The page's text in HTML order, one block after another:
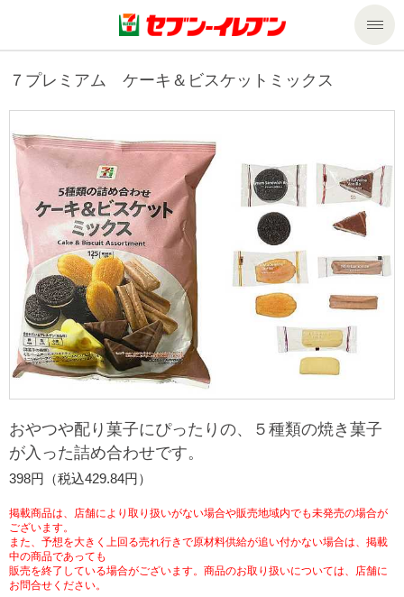
商品のご案内
今週の新商品
来週の新商品
商品カテゴリ一覧
セブンプレミアム
食の安全・安心への取組み
ギフト
プリペイドカード・金券
ニンテンドー・ダウンロードカード
サービス
サービストップ
nanacoトップ
マルチコピー機でできること
マルチコピー機でできることトップ
コピー
プリント
スキャン
ファクス
便利なサービス
宅配便
切手・はがき・印紙
セブン銀行ATM
ご利用可能なお支払い方法
チケットサービス
セブンチケット
チケットぴあ
イープラス
セブン‐イレブンでお受取り
タワーレコード
セブンネットショッピング
停電時のサービス停止のお知らせ
企業情報
企業情報トップ
ニュースリリース
ごあいさつ
企業理念
会社概要
貸借対照表・損益計算書
沿革
私たちの取組み
サステナビリティ
サステナビリティトップ
セブン＆アイ・ホールディングスの重点課題
サステナビリティ活動基本方針
サステナビリティ推進体制
GREEN CHALLENGE 2050
加盟店オーナー募集
店舗検索
ネットショッピング
お問い合わせ
７プレミアム ケーキ＆ビスケットミックス
おやつや配り菓子にぴったりの、５種類の焼き菓子
が入った詰め合わせです。
398円（税込429.84円）
掲載商品は、店舗により取り扱いがない場合や販売地域内でも未発売の場合が
ございます。
また、予想を大きく上回る売れ行きで原材料供給が追い付かない場合は、掲載
中の商品であっても
販売を終了している場合がございます。商品のお取り扱いについては、店舗に
お問合せください。